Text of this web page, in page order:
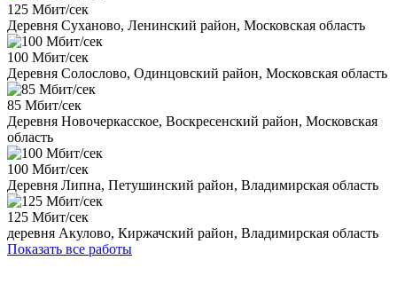
125 Мбит/сек
Деревня Суханово, Ленинский район, Московская область
100 Мбит/сек
Деревня Солослово, Одинцовский район, Московская область
85 Мбит/сек
Деревня Новочеркасское, Воскресенский район, Московская
область
100 Мбит/сек
Деревня Липна, Петушинский район, Владимирская область
125 Мбит/сек
деревня Акулово, Киржачский район, Владимирская область
Показать все работы